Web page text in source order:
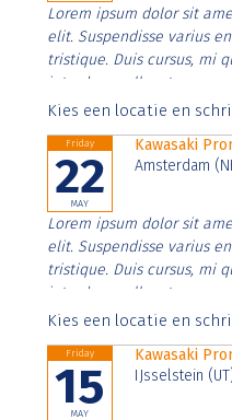
Lorem ipsum dolor sit
elit. Suspendisse varius
tristique. Duis cursus, mi
interdum nulla, ut
Aenean faucibus nibh et
Kies een locatie en
Friday
22
MAY
Kawasaki
Amsterdam
Lorem ipsum dolor sit
elit. Suspendisse varius
tristique. Duis cursus, mi
interdum nulla, ut
Aenean faucibus nibh et
Kies een locatie en
Friday
15
MAY
Kawasaki
IJsselstein